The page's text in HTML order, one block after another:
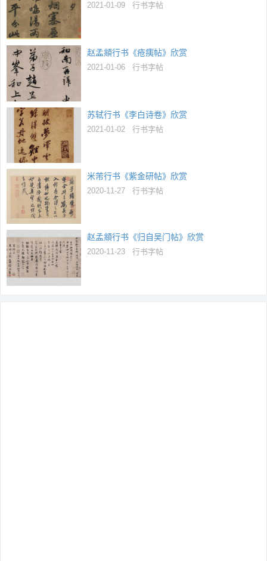
2021-01-09 行书字帖
赵孟頫行书《疮痍帖》欣赏
2021-01-06 行书字帖
苏轼行书《李白诗卷》欣赏
2021-01-02 行书字帖
米芾行书《紫金研帖》欣赏
2020-11-27 行书字帖
赵孟頫行书《归自吴门帖》欣赏
2020-11-23 行书字帖